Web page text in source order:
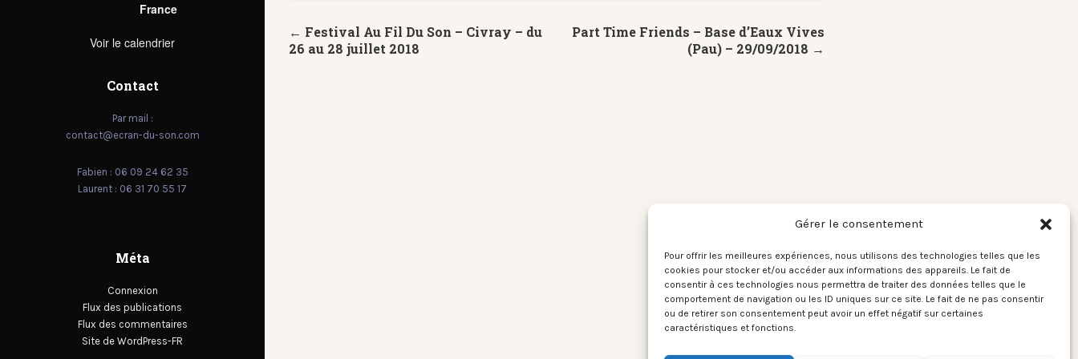
Gérer le consentement
Pour offrir les meilleures expériences, nous utilisons des technologies telles que les
cookies pour stocker et/ou accéder aux informations des appareils. Le fait de
consentir à ces technologies nous permettra de traiter des données telles que le
comportement de navigation ou les ID uniques sur ce site. Le fait de ne pas consentir
ou de retirer son consentement peut avoir un effet négatif sur certaines
caractéristiques et fonctions.
France
Voir le calendrier
Contact
Par mail :
contact@ecran-du-son.com
Fabien : 06 09 24 62 35
Laurent : 06 31 70 55 17
Méta
Connexion
Flux des publications
Flux des commentaires
Site de WordPress-FR
Part Time Friends – Base d’Eaux Vives
(Pau) – 29/09/2018 →
← Festival Au Fil Du Son – Civray – du
26 au 28 juillet 2018